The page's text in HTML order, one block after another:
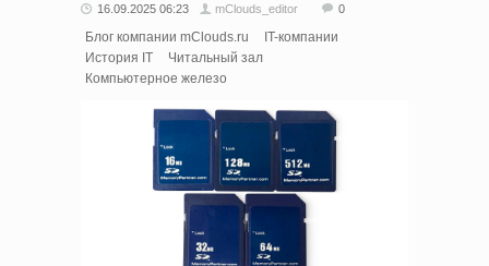
16.09.2025 06:23 mClouds_editor 0
Блог компании mClouds.ru
IT-компании
История IT
Читальный зал
Компьютерное железо